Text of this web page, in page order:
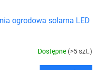
ogrodowa solarna LED
Dostępne (>5 szt.)